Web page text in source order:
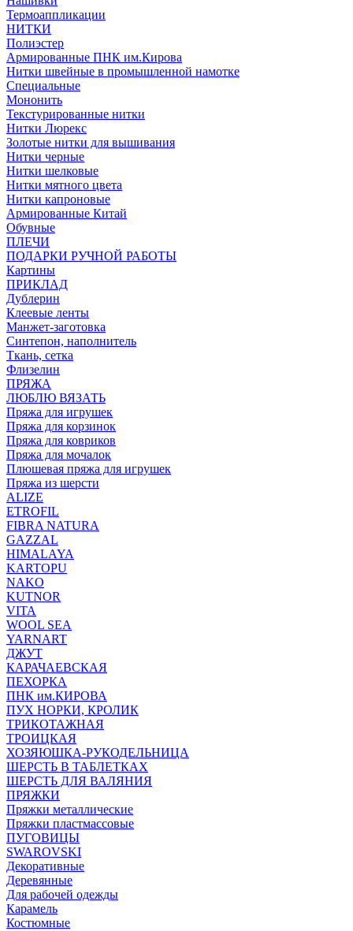
Термоаппликации
НИТКИ
Полиэстер
Армированные ПНК им.Кирова
Нитки швейные в промышленной намотке
Специальные
Мононить
Текстурированные нитки
Нитки Люрекс
Золотые нитки для вышивания
Нитки черные
Нитки шелковые
Нитки мятного цвета
Нитки капроновые
Армированные Китай
Обувные
ПЛЕЧИ
ПОДАРКИ РУЧНОЙ РАБОТЫ
Картины
ПРИКЛАД
Дублерин
Клеевые ленты
Манжет-заготовка
Синтепон, наполнитель
Ткань, сетка
Флизелин
ПРЯЖА
ЛЮБЛЮ ВЯЗАТЬ
Пряжа для игрушек
Пряжа для корзинок
Пряжа для ковриков
Пряжа для мочалок
Плюшевая пряжа для игрушек
Пряжа из шерсти
ALIZE
ETROFIL
FIBRA NATURA
GAZZAL
HIMALAYA
KARTOPU
NAKO
KUTNOR
VITA
WOOL SEA
YARNART
ДЖУТ
КАРАЧАЕВСКАЯ
ПЕХОРКА
ПНК им.КИРОВА
ПУХ НОРКИ, КРОЛИК
ТРИКОТАЖНАЯ
ТРОИЦКАЯ
ХОЗЯЮШКА-РУКОДЕЛЬНИЦА
ШЕРСТЬ В ТАБЛЕТКАХ
ШЕРСТЬ ДЛЯ ВАЛЯНИЯ
ПРЯЖКИ
Пряжки металлические
Пряжки пластмассовые
ПУГОВИЦЫ
SWAROVSKI
Декоративные
Деревянные
Для рабочей одежды
Карамель
Костюмные